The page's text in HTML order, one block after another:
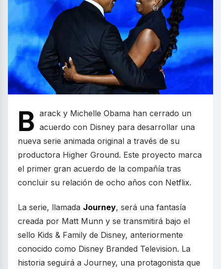
B arack y Michelle Obama han cerrado un
acuerdo con Disney para desarrollar una
nueva serie animada original a través de su
productora Higher Ground. Este proyecto marca
el primer gran acuerdo de la compañía tras
concluir su relación de ocho años con Netflix.
La serie, llamada Journey, será una fantasía
creada por Matt Munn y se transmitirá bajo el
sello Kids & Family de Disney, anteriormente
conocido como Disney Branded Television. La
historia seguirá a Journey, una protagonista que